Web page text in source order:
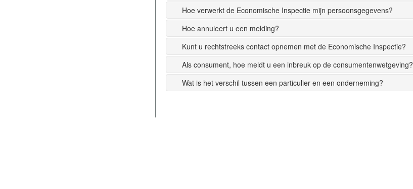
Hoe verwerkt de Economische Inspectie mijn persoonsgegevens?
Hoe annuleert u een melding?
Kunt u rechtstreeks contact opnemen met de Economische Inspectie?
Als consument, hoe meldt u een inbreuk op de consumentenwetgeving?
Wat is het verschil tussen een particulier en een onderneming?